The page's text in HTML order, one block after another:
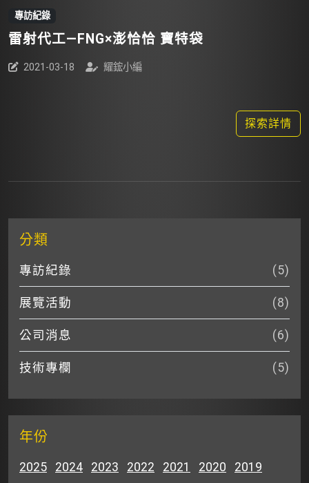
專訪紀錄
雷射代工—FNG×澎恰恰 寶特袋
2021-03-18 耀鋐小編
探索詳情
分類
專訪紀錄 (5)
展覽活動 (8)
公司消息 (6)
技術專欄 (5)
年份
2025 2024 2023 2022 2021 2020 2019